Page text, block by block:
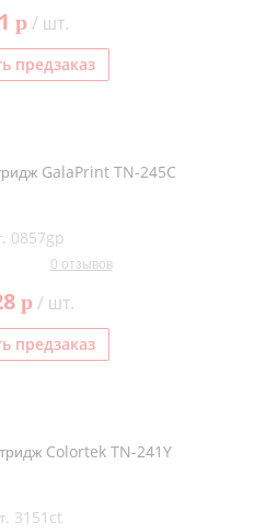
p/ шт.
предзаказ
GalaPrint TN-245C
0857gp
0 отзывов
p/ шт.
предзаказ
Colortek TN-241Y
3151ct